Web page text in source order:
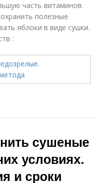
часть витаминов.
полезные
яблоки в виде сушки.
:
сушеные
условиях.
и сроки